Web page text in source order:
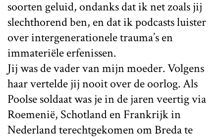
soorten geluid, ondanks dat ik net zoals jij
slechthorend ben, en dat ik podcasts luister
over intergenerationele trauma’s en
immateriële erfenissen.
Jij was de vader van mijn moeder. Volgens
haar vertelde jij nooit over de oorlog. Als
Poolse soldaat was je in de jaren veertig via
Roemenië, Schotland en Frankrijk in
Nederland terechtgekomen om Breda te